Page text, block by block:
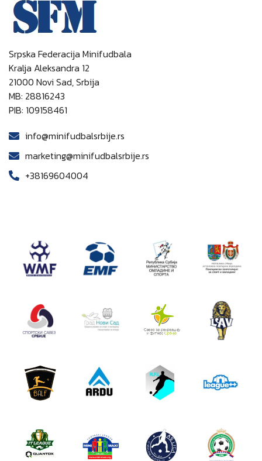
Srpska Federacija Minifudbala
Kralja Aleksandra 12
21000 Novi Sad, Srbija
MB: 28816243
PIB: 109158461
info@minifudbalsrbije.rs
marketing@minifudbalsrbije.rs
+38169604004